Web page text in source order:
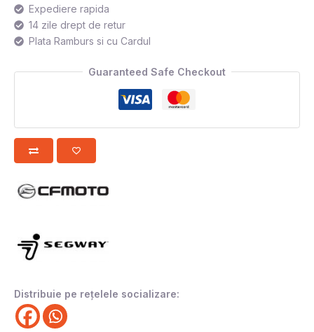
Expediere rapida
14 zile drept de retur
Plata Ramburs si cu Cardul
Guaranteed Safe Checkout
Distribuie pe rețelele socializare: